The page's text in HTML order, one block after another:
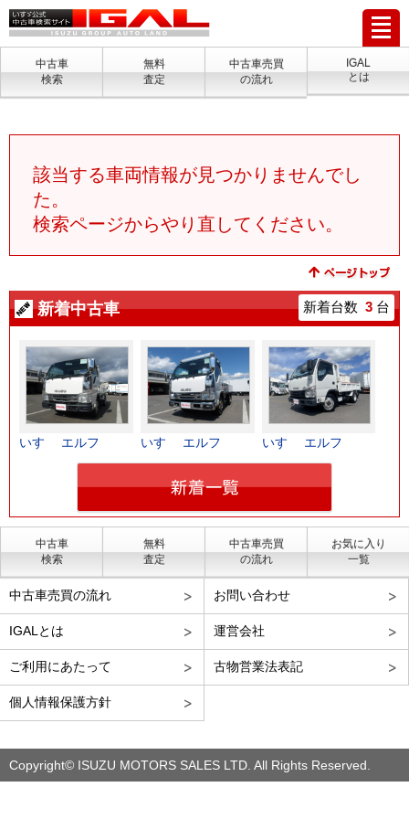
中古車
検索
無料
査定
中古車売買
の流れ
IGAL
とは
該当する車両情報が見つかりませんでし
た。
検索ページからやり直してください。
新着中古車 新着台数 3 台
いすゞ エルフ いすゞ エルフ いすゞ エルフ
中古車
検索
無料
査定
中古車売買
の流れ
お気に入り
一覧
中古車売買の流れ お問い合わせ
IGALとは 運営会社
ご利用にあたって 古物営業法表記
個人情報保護方針
Copyright© ISUZU MOTORS SALES LTD. All Rights Reserved.